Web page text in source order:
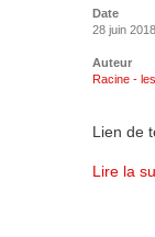
Date
28 juin 2018
Auteur
Racine -
Lien de
Lire la